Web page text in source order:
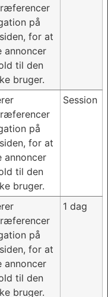
på
for at
annoncer
til den
bruger.
på
for at
annoncer
til den
bruger.
Session
på
for at
annoncer
til den
bruger.
1 dag